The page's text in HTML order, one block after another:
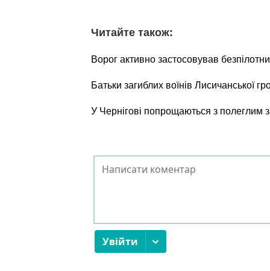
Читайте також:
Ворог активно застосовував
Батьки загиблих воїнів Лисичанської
У Чернігові попрощаються з